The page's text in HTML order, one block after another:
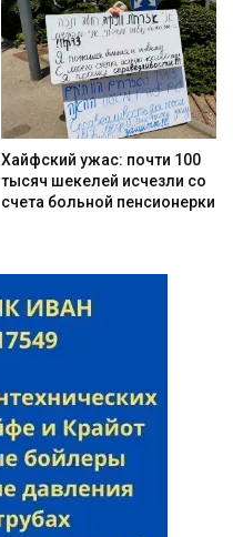
Хайфский ужас: почти 100
тысяч шекелей исчезли со
счета больной пенсионерки